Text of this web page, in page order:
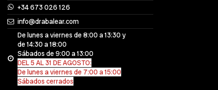
+34 673 026 126
info@drabalear.com
De lunes a viernes de 8:00 a 13:30 y
de 14:30 a 18:00
Sábados de 9:00 a 13:00
DEL 5 AL 31 DE AGOSTO:
De lunes a viernes de 7:00 a 15:00
Sábados cerrados